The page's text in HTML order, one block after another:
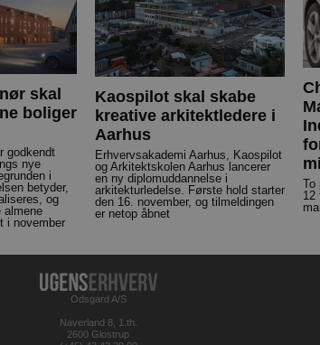
skal
boliger
godkendt
nye
i
betyder,
og
almene
i november
Kaospilot skal skabe
kreative arkitektledere i
Aarhus
Erhvervsakademi Aarhus, Kaospilot
og Arkitektskolen Aarhus lancerer
en ny diplomuddannelse i
arkitekturledelse. Første hold starter
den 16. november, og tilmeldingen
er netop åbnet
To
12
Odsgard A/S
Naverland 8, 1.th.
2600 Glostrup